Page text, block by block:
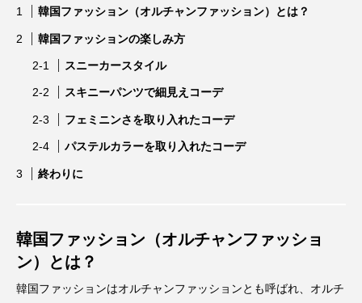
韓国ファッション（オルチャンファッション）とは？
韓国ファッションの楽しみ方
スニーカースタイル
スキニーパンツで細見えコーデ
フェミニンさを取り入れたコーデ
パステルカラーを取り入れたコーデ
終わりに
韓国ファッション（オルチャンファッショ
ン）とは？
韓国ファッションはオルチャンファッションとも呼ばれ、オルチ